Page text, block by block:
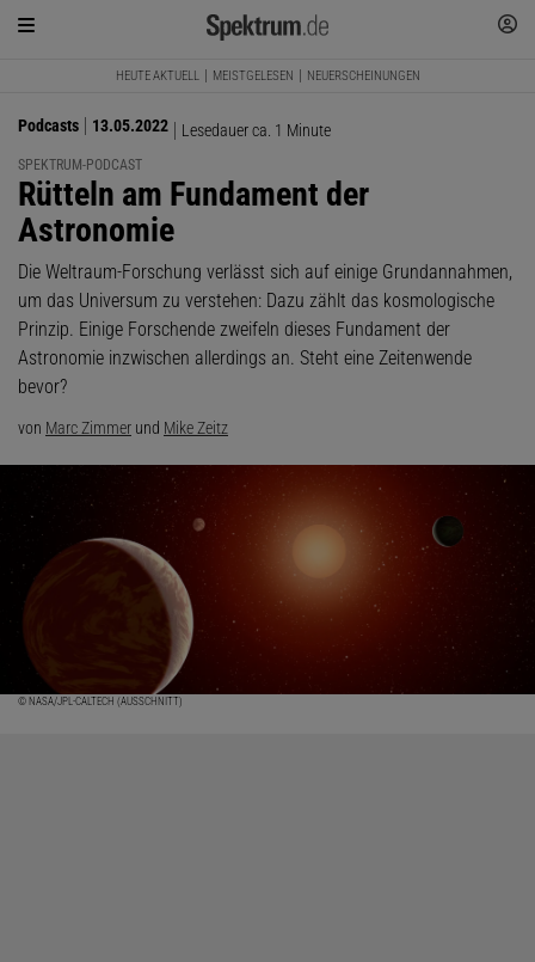
HEUTE AKTUELL MEISTGELESEN NEUERSCHEINUNGEN
Podcasts 13.05.2022 Lesedauer ca. 1 Minute
SPEKTRUM-PODCAST
:
Rütteln am Fundament der
Astronomie
Die Weltraum-Forschung verlässt sich auf einige Grundannahmen,
um das Universum zu verstehen: Dazu zählt das kosmologische
Prinzip. Einige Forschende zweifeln dieses Fundament der
Astronomie inzwischen allerdings an. Steht eine Zeitenwende
bevor?
von Marc Zimmer und Mike Zeitz
© NASA/JPL-CALTECH (AUSSCHNITT)